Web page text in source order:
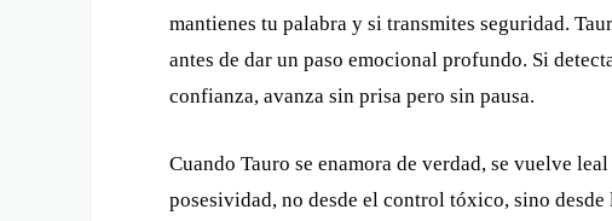
mantienes tu palabra y si transmites seguridad.
antes de dar un paso emocional profundo. Si
confianza, avanza sin prisa pero sin pausa.
Cuando Tauro se enamora de verdad, se vuelve
posesividad, no desde el control tóxico, sino